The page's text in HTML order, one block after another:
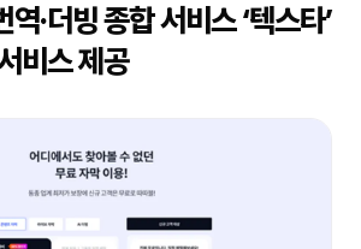
·더빙 종합 서비스 ‘텍스타’
비스 제공